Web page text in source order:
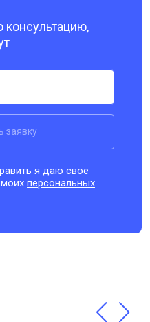
консультацию,
заявку
я даю свое
моихперсональных